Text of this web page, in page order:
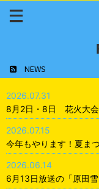
NEWS
2026.07.31
8月2日・8日 花火大会
2026.07.15
今年もやります！夏ま
2026.06.14
6月13日放送の「原田